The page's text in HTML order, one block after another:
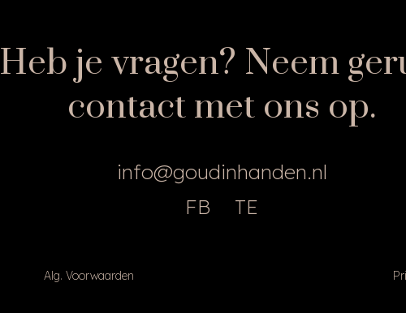
Heb je vragen? Neem
contact met ons op.
info@goudinhanden.nl
FB
TE
Alg. Voorwaarden